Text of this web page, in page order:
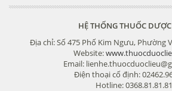
HỆ THỐNG THUỐC
Địa chỉ: Số 475 Phố Kim Ngưu, Phường
Website:
Email:
Điện thoại cố định:
Hotline: 0368.81.81.81